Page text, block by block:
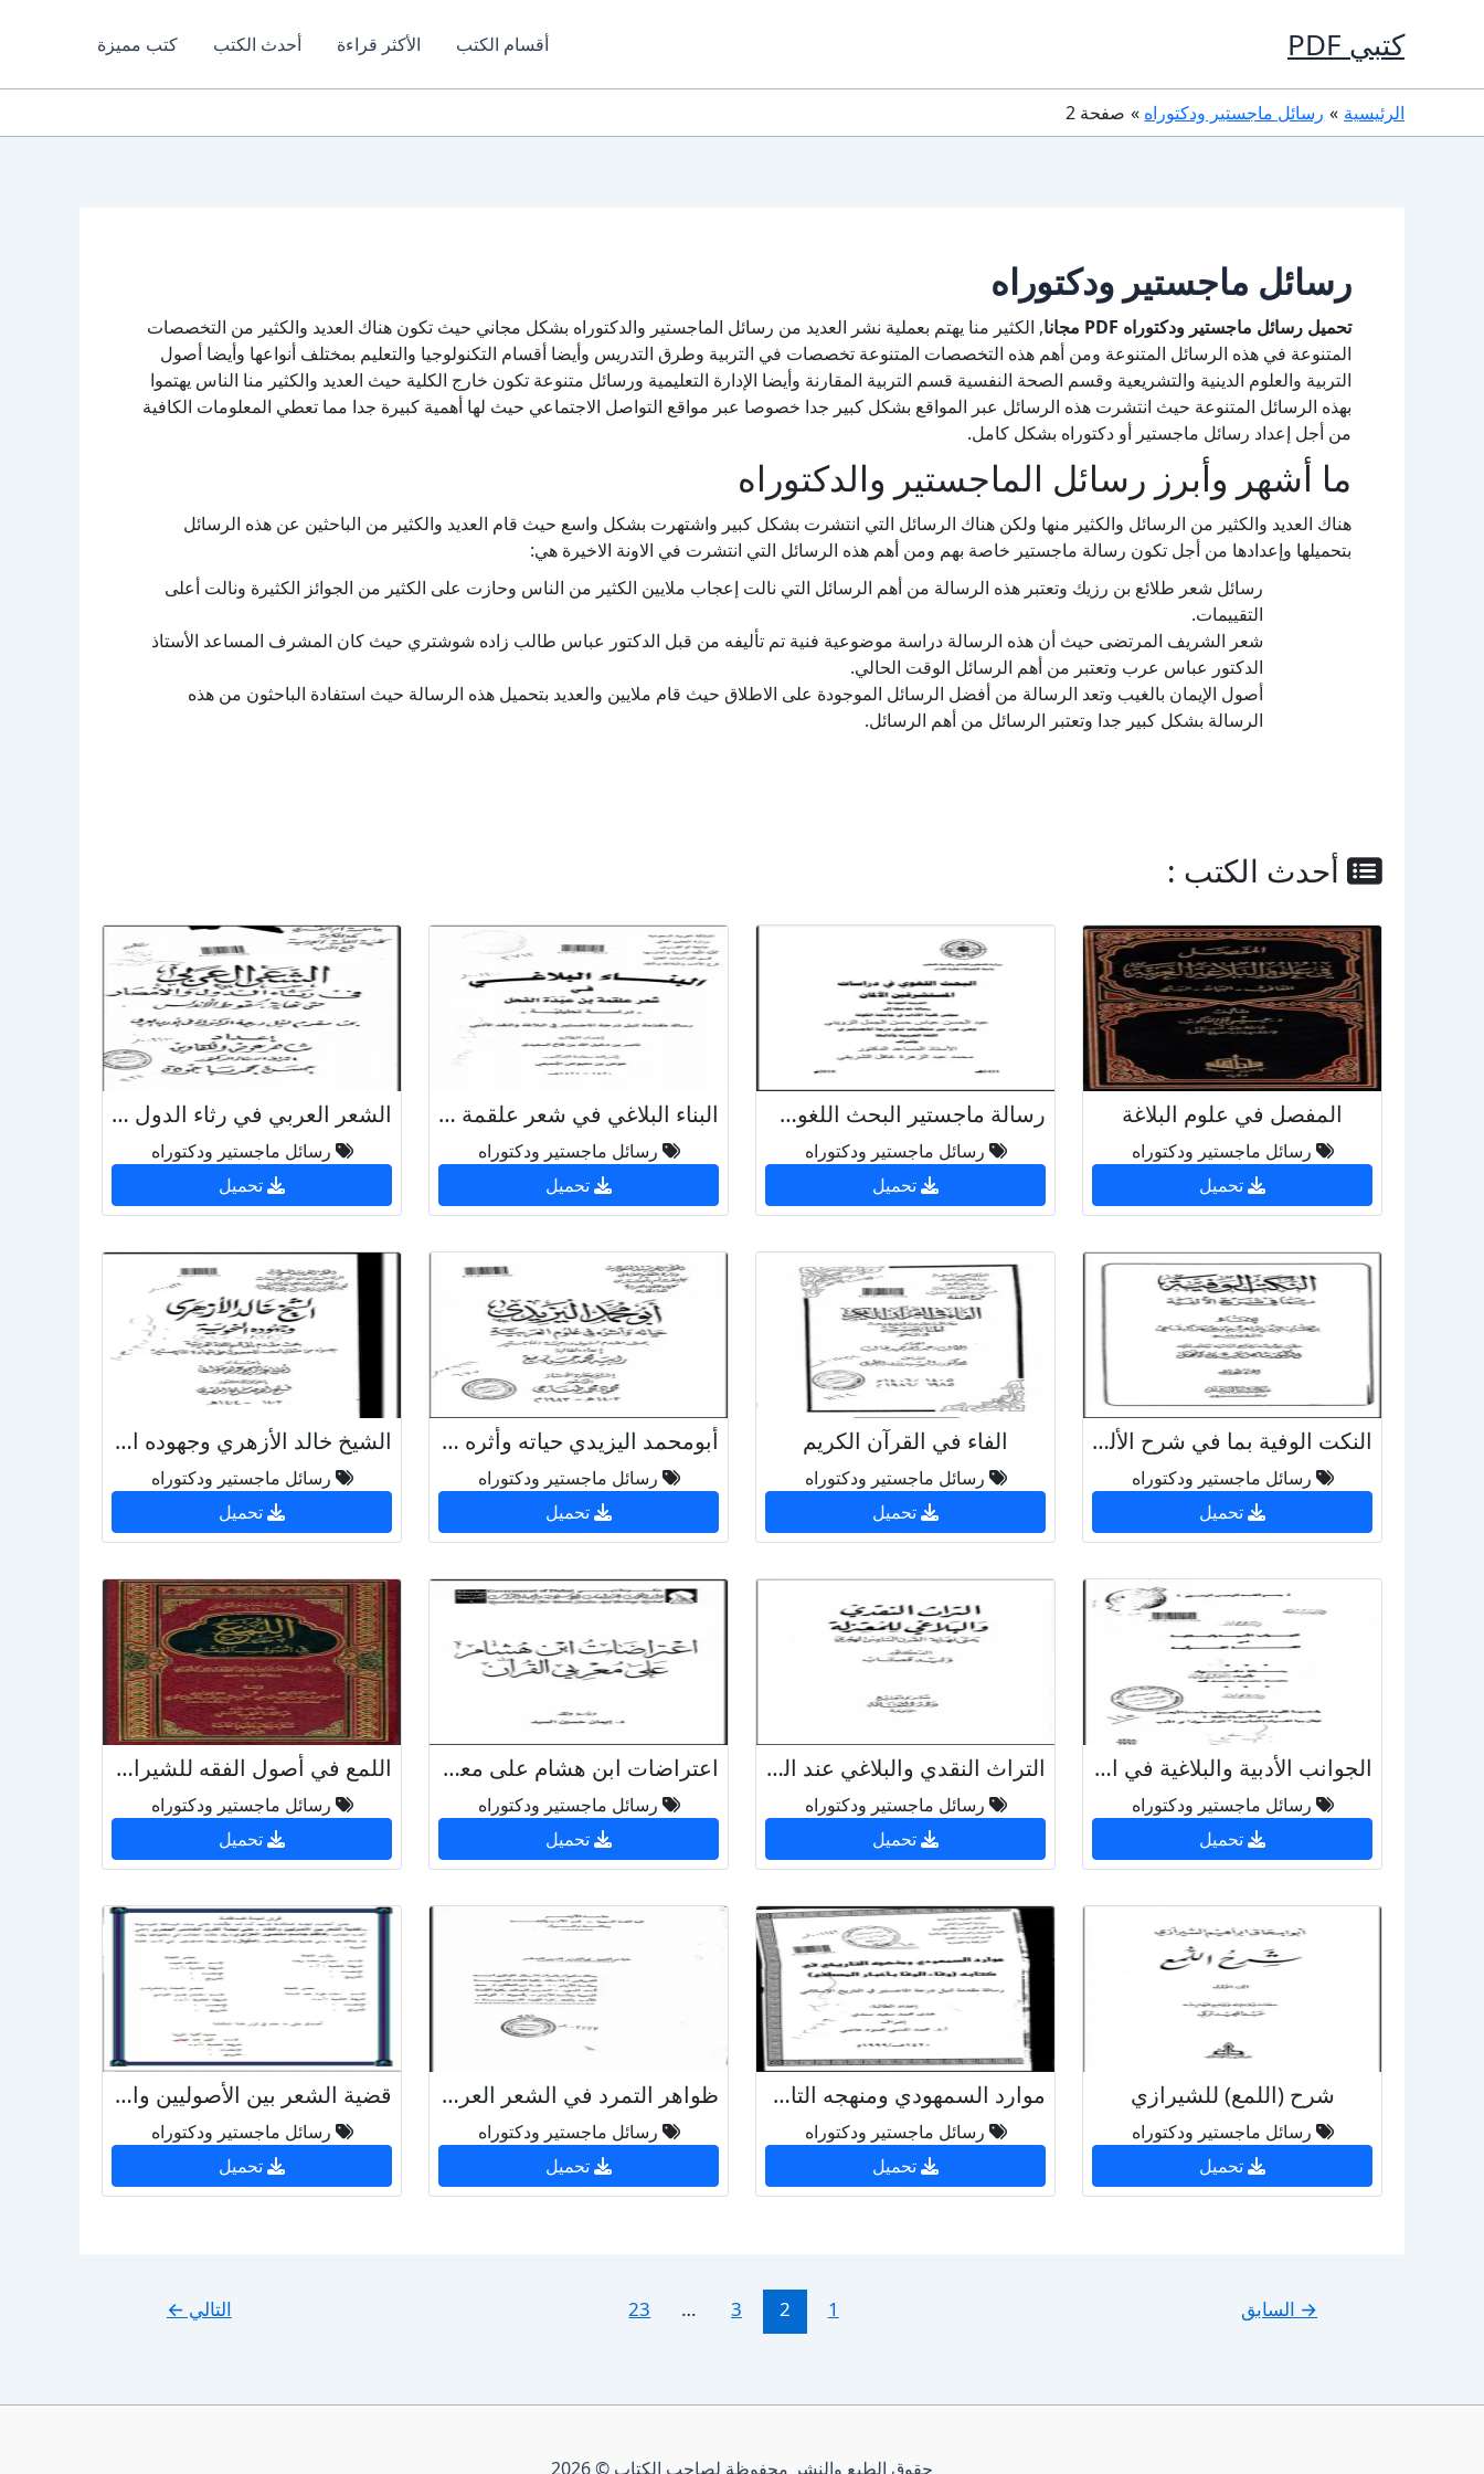
كتبي PDF أقسام الكتب الأكثر قراءة أحدث الكتب كتب مميزة
الرئيسية رسائل ماجستير ودكتوراه صفحة 2
رسائل ماجستير ودكتوراه
تحميل رسائل ماجستير ودكتوراه PDF مجانا
, الكثير منا يهتم بعملية نشر العديد من رسائل الماجستير والدكتوراه بشكل مجاني حيث تكون هناك العديد والكثير من التخصصات
المتنوعة في هذه الرسائل المتنوعة ومن أهم هذه التخصصات المتنوعة تخصصات في التربية وطرق التدريس وأيضا أقسام التكنولوجيا والتعليم بمختلف أنواعها وأيضا أصول
التربية والعلوم الدينية والتشريعية وقسم الصحة النفسية قسم التربية المقارنة وأيضا الإدارة التعليمية ورسائل متنوعة تكون خارج الكلية حيث العديد والكثير منا الناس يهتموا
بهذه الرسائل المتنوعة حيث انتشرت هذه الرسائل عبر المواقع بشكل كبير جدا خصوصا عبر مواقع التواصل الاجتماعي حيث لها أهمية كبيرة جدا مما تعطي المعلومات الكافية
من أجل إعداد رسائل ماجستير أو دكتوراه بشكل كامل.
ما أشهر وأبرز رسائل الماجستير والدكتوراه
هناك العديد والكثير من الرسائل والكثير منها ولكن هناك الرسائل التي انتشرت بشكل كبير واشتهرت بشكل واسع حيث قام العديد والكثير من الباحثين عن هذه الرسائل
بتحميلها وإعدادها من أجل تكون رسالة ماجستير خاصة بهم ومن أهم هذه الرسائل التي انتشرت في الاونة الاخيرة هي:
رسائل شعر طلائع بن رزيك وتعتبر هذه الرسالة من أهم الرسائل التي نالت إعجاب ملايين الكثير من الناس وحازت على الكثير من الجوائز الكثيرة ونالت أعلى
التقييمات.
شعر الشريف المرتضى حيث أن هذه الرسالة دراسة موضوعية فنية تم تأليفه من قبل الدكتور عباس طالب زاده شوشتري حيث كان المشرف المساعد الأستاذ
الدكتور عباس عرب وتعتبر من أهم الرسائل الوقت الحالي.
أصول الإيمان بالغيب وتعد الرسالة من أفضل الرسائل الموجودة على الاطلاق حيث قام ملايين والعديد بتحميل هذه الرسالة حيث استفادة الباحثون من هذه
الرسالة بشكل كبير جدا وتعتبر الرسائل من أهم الرسائل.
أحدث الكتب :
المفصل في علوم البلاغة
رسائل ماجستير ودكتوراه
تحميل
رسالة ماجستير البحث اللغوي في دراسات المستشرقين الألمان اللغة العربية نموذجا
رسائل ماجستير ودكتوراه
تحميل
البناء البلاغي في شعر علقمة بن عبدة الفحل
رسائل ماجستير ودكتوراه
تحميل
الشعر العربي في رثاء الدول والأمصار حتى نهاية سقوط الأندلس
رسائل ماجستير ودكتوراه
تحميل
النكت الوفية بما في شرح الألفية للبقاعي - ج (1)
رسائل ماجستير ودكتوراه
تحميل
الفاء في القرآن الكريم
رسائل ماجستير ودكتوراه
تحميل
أبومحمد اليزيدي حياته وأثره في علوم العربية
رسائل ماجستير ودكتوراه
تحميل
الشيخ خالد الأزهري وجهوده النحوية
رسائل ماجستير ودكتوراه
تحميل
الجوانب الأدبية والبلاغية في القصة القرآنية
رسائل ماجستير ودكتوراه
تحميل
التراث النقدي والبلاغي عند المعتزلة
رسائل ماجستير ودكتوراه
تحميل
اعتراضات ابن هشام على معربي القرآن
رسائل ماجستير ودكتوراه
تحميل
اللمع في أصول الفقه للشيرازى
رسائل ماجستير ودكتوراه
تحميل
شرح (اللمع) للشيرازي
رسائل ماجستير ودكتوراه
تحميل
موارد السمهودي ومنهجه التاريخي في كتابه وفاء الوفا بأخبار المصطفى
رسائل ماجستير ودكتوراه
تحميل
ظواهر التمرد في الشعر العربي المعاصر
رسائل ماجستير ودكتوراه
تحميل
قضية الشعر بين الأصوليين والنقاد القدامى حتى القرن الخامس الهجري - رسالة لغة عربية - جامعة بابل
رسائل ماجستير ودكتوراه
تحميل
→ السابق 1
2
3
…
23 التالي ←
حقوق الطبع والنشر محفوظة لصاحب الكتاب © 2026